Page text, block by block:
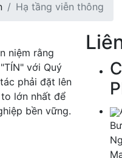
Hạ tầng viễn thông
niệm rằng
với Quý
phải đặt lên
lớn nhất để
bền vững.